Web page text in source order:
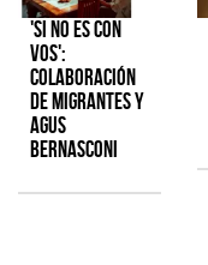
'Si No Es Con
Vos':
colaboración
de Migrantes y
Agus
Bernasconi